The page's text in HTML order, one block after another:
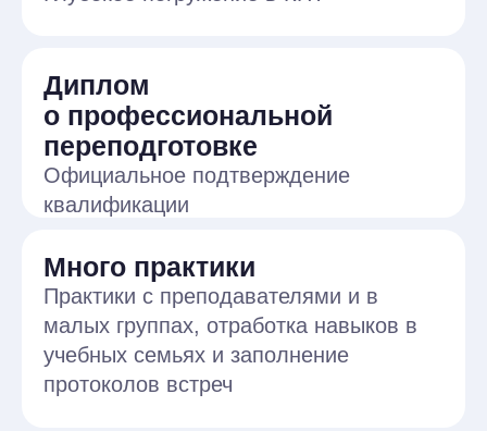
Работа с реальными
кейсами
Анализ реальных ситуаций
консультирования
Интервизии и поддержка
Преподаватели разбирают ваши
сессии и помогают превращать ошибки
в опыт
Научная база